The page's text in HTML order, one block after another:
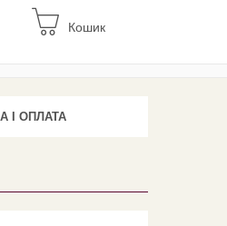
Кошик
І ОПЛАТА